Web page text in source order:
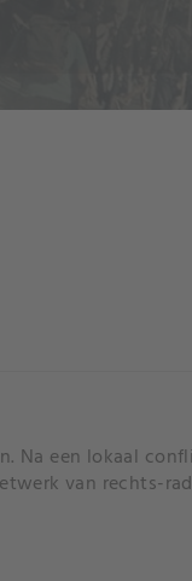
Na een lokaal
van rechts-